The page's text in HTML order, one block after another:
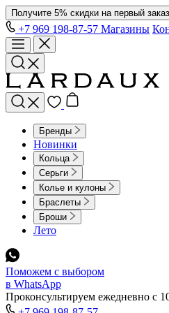
Получите 5% скидки на первый
+7 969 198-87-57 Магазины
Бренды
Новинки
Кольца
Серьги
Колье и кулоны
Браслеты
Броши
Лето
Поможем с выбором
в WhatsApp
Проконсультируем ежедневно с